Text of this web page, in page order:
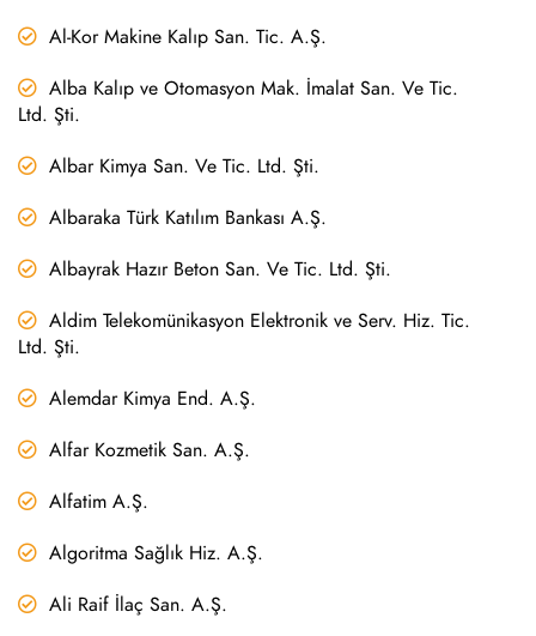
Al-Kor Makine Kalıp San. Tic. A.Ş.
Alba Kalıp ve Otomasyon Mak. İmalat San. Ve Tic.
Ltd. Şti.
Albar Kimya San. Ve Tic. Ltd. Şti.
Albaraka Türk Katılım Bankası A.Ş.
Albayrak Hazır Beton San. Ve Tic. Ltd. Şti.
Aldim Telekomünikasyon Elektronik ve Serv. Hiz. Tic.
Ltd. Şti.
Alemdar Kimya End. A.Ş.
Alfar Kozmetik San. A.Ş.
Alfatim A.Ş.
Algoritma Sağlık Hiz. A.Ş.
Ali Raif İlaç San. A.Ş.